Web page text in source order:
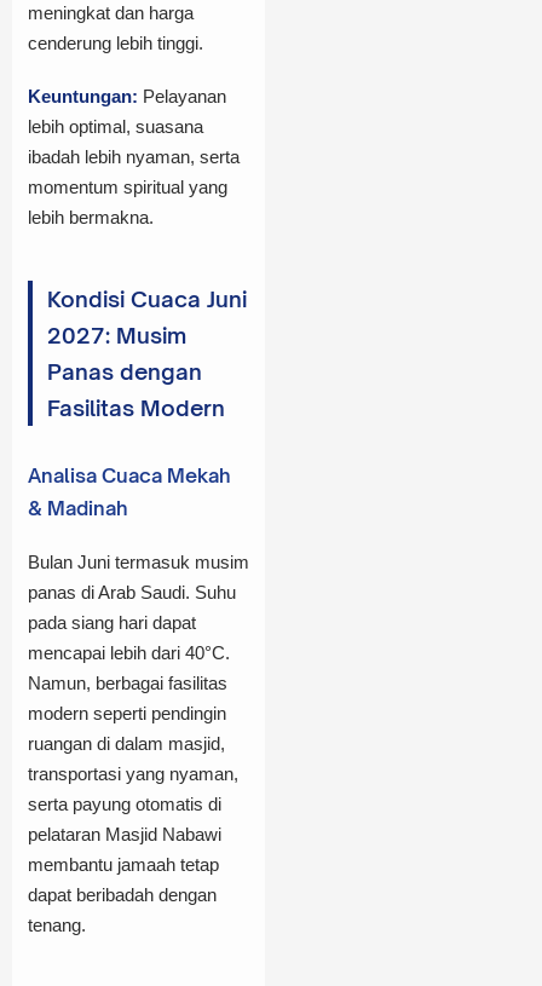
meningkat dan harga
cenderung lebih tinggi.
Keuntungan: Pelayanan
lebih optimal, suasana
ibadah lebih nyaman, serta
momentum spiritual yang
lebih bermakna.
Kondisi Cuaca Juni
2027: Musim
Panas dengan
Fasilitas Modern
Analisa Cuaca Mekah
& Madinah
Bulan Juni termasuk musim
panas di Arab Saudi. Suhu
pada siang hari dapat
mencapai lebih dari 40°C.
Namun, berbagai fasilitas
modern seperti pendingin
ruangan di dalam masjid,
transportasi yang nyaman,
serta payung otomatis di
pelataran Masjid Nabawi
membantu jamaah tetap
dapat beribadah dengan
tenang.